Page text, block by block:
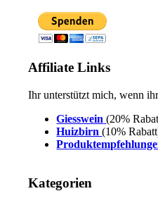
Affiliate Links
Ihr unterstützt mich, wenn
Giesswein (20%
Huizbirn(10%
Kategorien